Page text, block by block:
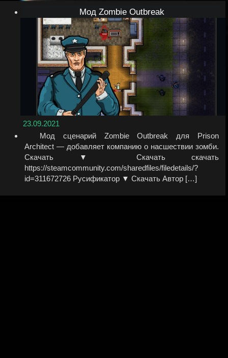
Мод Zombie Outbreak
23.09.2021
Мод сценарий Zombie Outbreak для Prison
Architect — добавляет компанию о насшествии зомби.
Скачать ▼ Скачать скачать
https://steamcommunity.com/sharedfiles/filedetails/?
id=311672726 Русификатор ▼ Скачать Автор […]